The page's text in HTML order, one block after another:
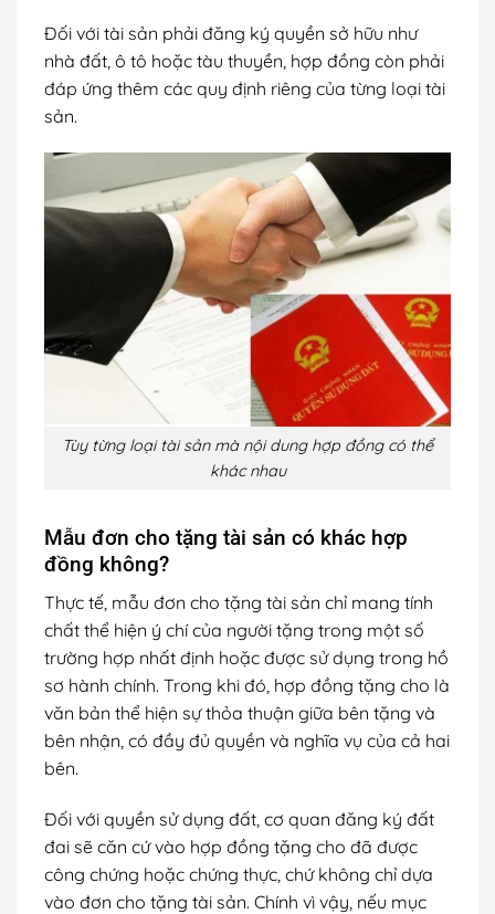
Đối với tài sản phải đăng ký quyền sở hữu như
nhà đất, ô tô hoặc tàu thuyền, hợp đồng còn phải
đáp ứng thêm các quy định riêng của từng loại tài
sản.
Tùy từng loại tài sản mà nội dung hợp đồng có thể
khác nhau
Mẫu đơn cho tặng tài sản có khác hợp
đồng không?
Thực tế, mẫu đơn cho tặng tài sản chỉ mang tính
chất thể hiện ý chí của người tặng trong một số
trường hợp nhất định hoặc được sử dụng trong hồ
sơ hành chính. Trong khi đó, hợp đồng tặng cho là
văn bản thể hiện sự thỏa thuận giữa bên tặng và
bên nhận, có đầy đủ quyền và nghĩa vụ của cả hai
bên.
Đối với quyền sử dụng đất, cơ quan đăng ký đất
đai sẽ căn cứ vào hợp đồng tặng cho đã được
công chứng hoặc chứng thực, chứ không chỉ dựa
vào đơn cho tặng tài sản. Chính vì vậy, nếu mục